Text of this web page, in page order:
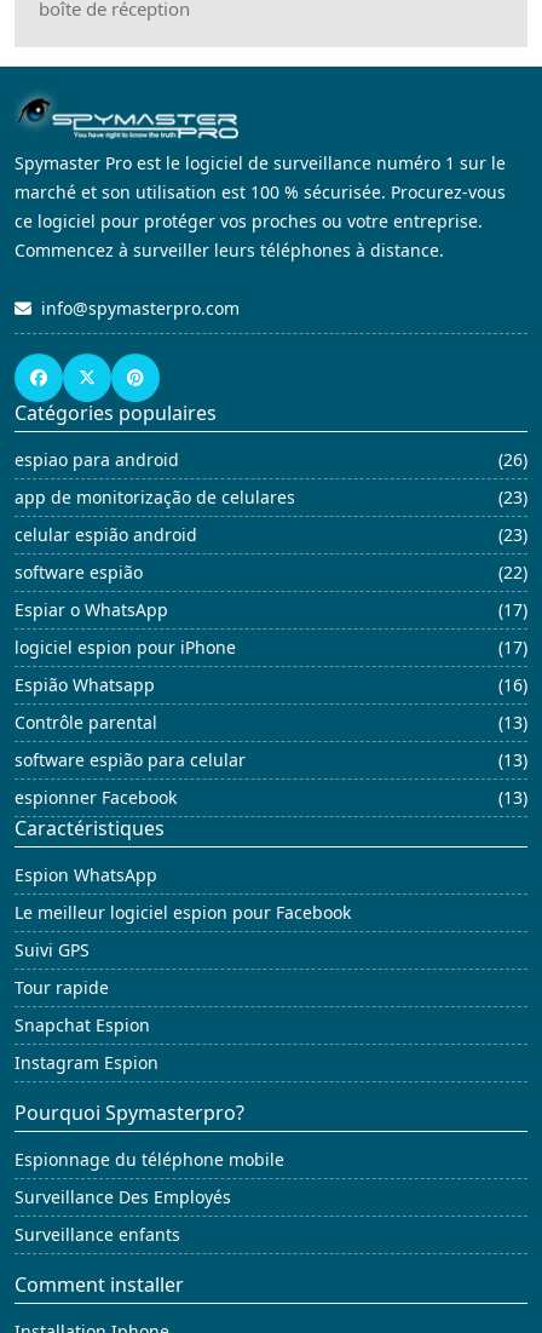
boîte de réception
Spymaster Pro est le logiciel de surveillance numéro 1 sur le
marché et son utilisation est 100 % sécurisée. Procurez-vous
ce logiciel pour protéger vos proches ou votre entreprise.
Commencez à surveiller leurs téléphones à distance.
info@spymasterpro.com
Catégories populaires
espiao para android
(26)
app de monitorização de celulares
(23)
celular espião android
(23)
software espião
(22)
Espiar o WhatsApp
(17)
logiciel espion pour iPhone
(17)
Espião Whatsapp
(16)
Contrôle parental
(13)
software espião para celular
(13)
espionner Facebook
(13)
Caractéristiques
Espion WhatsApp
Le meilleur logiciel espion pour Facebook
Suivi GPS
Tour rapide
Snapchat Espion
Instagram Espion
Pourquoi Spymasterpro?
Espionnage du téléphone mobile
Surveillance Des Employés
Surveillance enfants
Comment installer